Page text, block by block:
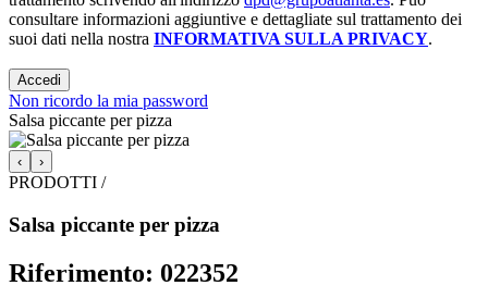
consultare informazioni aggiuntive e dettagliate sul trattamento dei
suoi dati nella nostra INFORMATIVA SULLA PRIVACY.
Accedi
Non ricordo la mia password
Salsa piccante per pizza
‹ ›
PRODOTTI /
Salsa piccante per pizza
Riferimento: 022352